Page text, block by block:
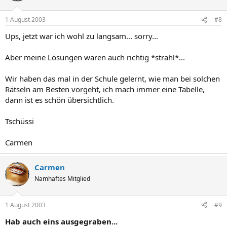
1 August 2003 #8
Ups, jetzt war ich wohl zu langsam... sorry...
Aber meine Lösungen waren auch richtig *strahl*...
Wir haben das mal in der Schule gelernt, wie man bei solchen
Rätseln am Besten vorgeht, ich mach immer eine Tabelle,
dann ist es schön übersichtlich.
Tschüssi
Carmen
Carmen
Namhaftes Mitglied
1 August 2003 #9
Hab auch eins ausgegraben...